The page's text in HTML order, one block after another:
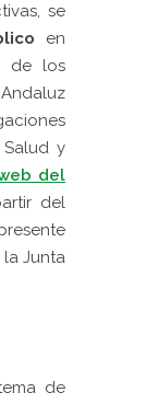
se
en
de los
y
del
del
Junta
de